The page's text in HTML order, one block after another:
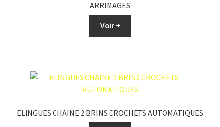
ARRIMAGES
Voir +
ELINGUES CHAINE 2 BRINS CROCHETS AUTOMATIQUES